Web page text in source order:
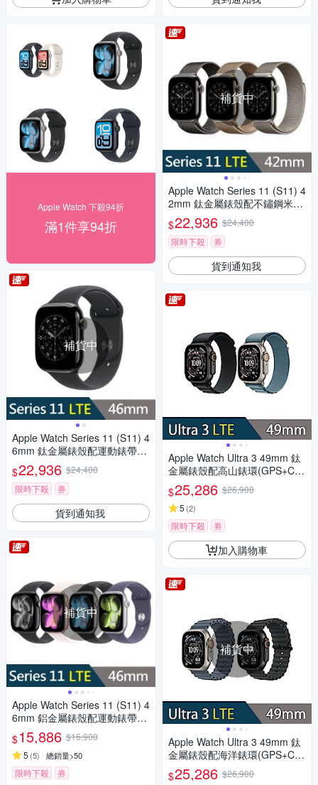
Apple Watch 下殺94折
滿1件享94折
補貨中
Apple Watch Series 11 (S11) 4
6mm 鈦金屬錶殼配運動錶帶G
PS+Cellular智慧手錶
$22,936 $24,400
限時下殺
券
貨到通知我
補貨中
Apple Watch Series 11 (S11) 4
6mm 鋁金屬錶殼配運動錶帶G
PS+Cellular智慧手錶
$15,886 $16,900
5 (5) 總銷量>50
限時下殺 券
補貨中
Apple Watch Series 11 (S11) 4
2mm 鈦金屬錶殼配不鏽鋼米蘭
式錶環GPS+Cellular智慧手錶
$22,936 $24,400
限時下殺
券
貨到通知我
Apple Watch Ultra 3 49mm 鈦
金屬錶殼配高山錶環(GPS+Cell
ular)智慧手錶
$25,286 $26,900
5 (2)
限時下殺 券
加入購物車
補貨中
Apple Watch Ultra 3 49mm 鈦
金屬錶殼配海洋錶環(GPS+Cell
ular)智慧手錶
$25,286 $26,900